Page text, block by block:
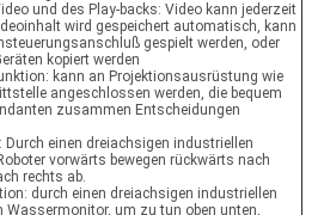
und des Play-backs: Video kann jederzeit
wird gespeichert automatisch, kann
gespielt werden, oder
kopiert werden
kann an Projektionsausrüstung wie
angeschlossen werden, die bequem
zusammen Entscheidungen
Durch einen dreiachsigen industriellen
vorwärts bewegen rückwärts nach
rechts ab.
durch einen dreiachsigen industriellen
Wassermonitor, um zu tun oben unten,